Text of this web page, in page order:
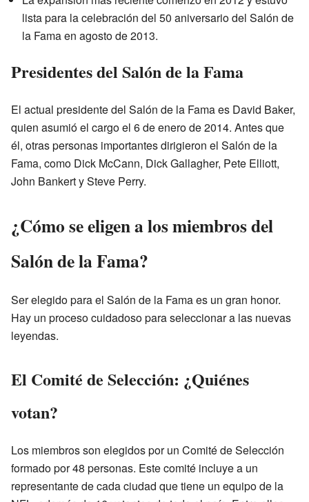
lista para la celebración del 50 aniversario del Salón de
la Fama en agosto de 2013.
Presidentes del Salón de la Fama
El actual presidente del Salón de la Fama es David Baker,
quien asumió el cargo el 6 de enero de 2014. Antes que
él, otras personas importantes dirigieron el Salón de la
Fama, como Dick McCann, Dick Gallagher, Pete Elliott,
John Bankert y Steve Perry.
¿Cómo se eligen a los miembros del
Salón de la Fama?
Ser elegido para el Salón de la Fama es un gran honor.
Hay un proceso cuidadoso para seleccionar a las nuevas
leyendas.
El Comité de Selección: ¿Quiénes
votan?
Los miembros son elegidos por un Comité de Selección
formado por 48 personas. Este comité incluye a un
representante de cada ciudad que tiene un equipo de la